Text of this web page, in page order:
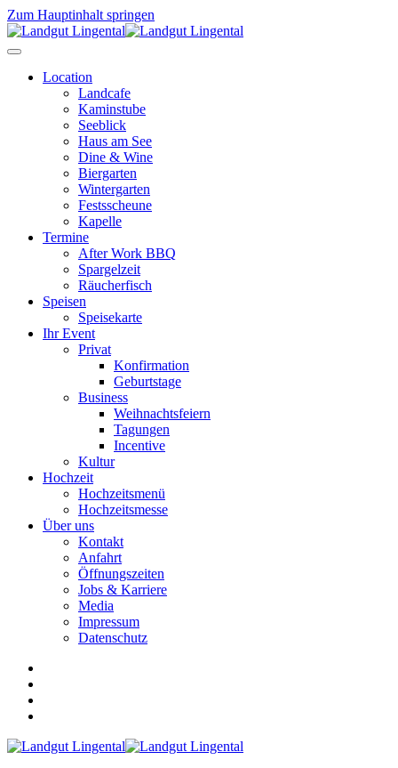
Zum Hauptinhalt springen
Location
Landcafe
Kaminstube
Seeblick
Haus am See
Dine & Wine
Biergarten
Wintergarten
Festsscheune
Kapelle
Termine
After Work BBQ
Spargelzeit
Räucherfisch
Speisen
Speisekarte
Ihr Event
Privat
Konfirmation
Geburtstage
Business
Weihnachtsfeiern
Tagungen
Incentive
Kultur
Hochzeit
Hochzeitsmenü
Hochzeitsmesse
Über uns
Kontakt
Anfahrt
Öffnungszeiten
Jobs & Karriere
Media
Impressum
Datenschutz